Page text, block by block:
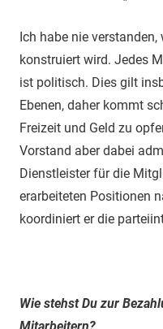
Ich habe nie
konstruiert wird. Jedes
ist politisch. Dies gilt
Ebenen, daher kommt
Freizeit und Geld zu
Vorstand aber dabei
Dienstleister für die
erarbeiteten Positionen
koordiniert er die
Wie stehst Du zur